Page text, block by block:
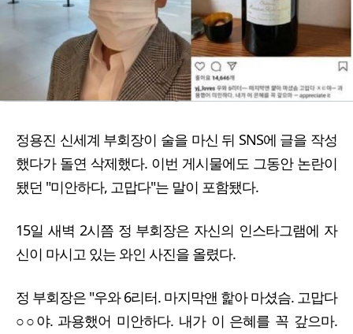
정용진 신세계 부회장이 술을 마신 뒤 SNS에 글을 작성
했다가 돌연 삭제했다. 이번 게시물에도 그동안 논란이
됐던 "미안하다, 고맙다"는 말이 포함됐다.
15일 새벽 2시쯤 정 부회장은 자신의 인스타그램에 자
신이 마시고 있는 와인 사진을 올렸다.
정 부회장은 "우와 6리터. 마지막앤 핥아 마셨슴. 고맙다
○○야. 과용했어 미안하다. 내가 이 은혜를 꼭 갚으마.